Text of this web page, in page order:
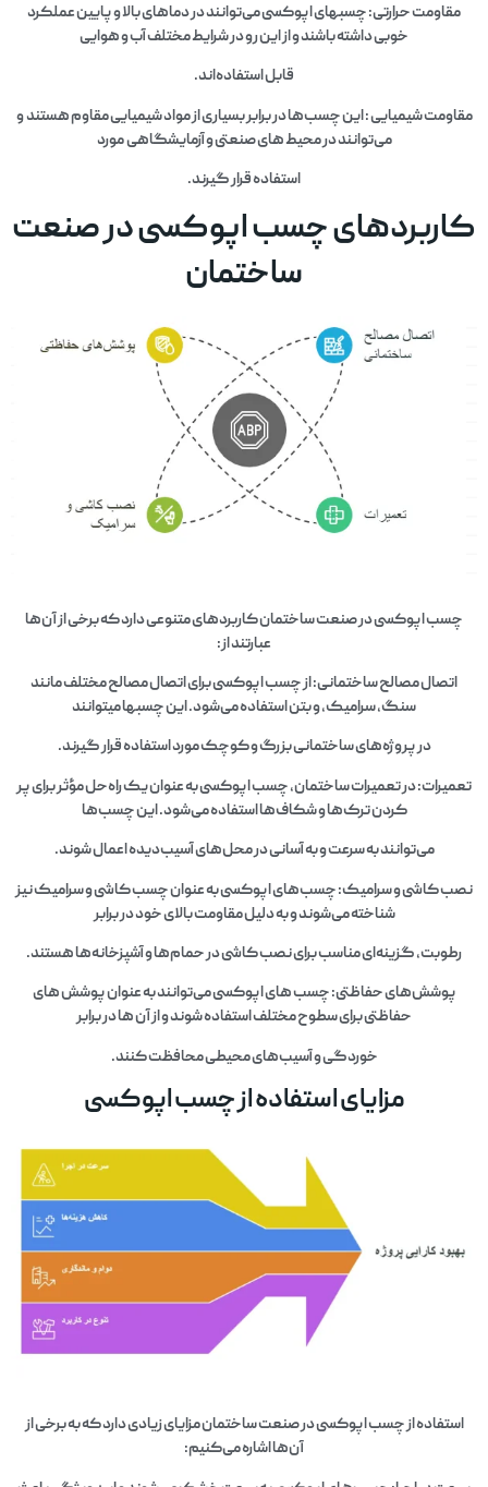
مقاومت حرارتی: چسبهای اپوکسی می‌توانند در دماهای بالا و پایین عملکرد
خوبی داشته باشند و از این رو در شرایط مختلف آب و هوایی
قابل استفاده‌اند.
مقاومت شیمیایی : این چسب‌ها در برابر بسیاری از مواد شیمیایی مقاوم هستند و
می‌توانند در محیط‌ های صنعتی و آزمایشگاهی مورد
استفاده قرار گیرند.
کاربردهای چسب اپوکسی در صنعت
ساختمان
چسب اپوکسی در صنعت ساختمان کاربردهای متنوعی دارد که برخی از آن‌ها
عبارتند از:
اتصال مصالح ساختمانی: از چسب اپوکسی برای اتصال مصالح مختلف مانند
سنگ، سرامیک، و بتن استفاده می‌شود. این چسبها میتوانند
در پروژه‌های ساختمانی بزرگ و کوچک مورد استفاده قرار گیرند.
تعمیرات: در تعمیرات ساختمان، چسب اپوکسی به عنوان یک راه‌حل مؤثر برای پر
کردن ترک‌ها و شکاف‌ها استفاده می‌شود. این چسب‌ها
می‌توانند به سرعت و به آسانی در محل‌های آسیب‌دیده اعمال شوند.
نصب کاشی و سرامیک: چسب‌های اپوکسی به عنوان چسب کاشی و سرامیک نیز
شناخته می‌شوند و به دلیل مقاومت بالای خود در برابر
رطوبت، گزینه‌ای مناسب برای نصب کاشی در حمام‌ها و آشپزخانه‌ها هستند.
پوشش‌های حفاظتی: چسب‌ های اپوکسی می‌توانند به عنوان پوشش‌ های
حفاظتی برای سطوح مختلف استفاده شوند و از آن‌ ها در برابر
خوردگی و آسیب‌های محیطی محافظت کنند.
مزایای استفاده از چسب اپوکسی
استفاده از چسب اپوکسی در صنعت ساختمان مزایای زیادی دارد که به برخی از
آن‌ها اشاره می‌کنیم: